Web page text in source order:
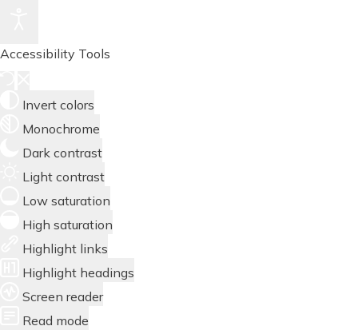
Accessibility Tools
Invert colors
Monochrome
Dark contrast
Light contrast
Low saturation
High saturation
Highlight links
Highlight headings
Screen reader
Read mode